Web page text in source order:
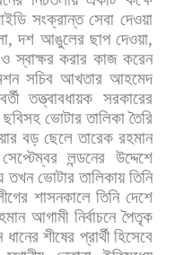
সংক্রান্ত সেবা দেওয়া
,দশ আঙুলের ছাপ দেওয়া,
ও স্বাক্ষর করার কাজ করেন
সচিব আখতার আহমেদ
তত্ত্বাবধায়ক সরকারের
ছবিসহ ভোটার তালিকা তৈরি
বড় ছেলে তারেক রহমান
সেপ্টেম্বর লন্ডনের উদ্দেশে
তখন ভোটার তালিকায় তিনি
শাসনকালে তিনি দেশে
আগামী নির্বাচনে পৈতৃক
ধানের শীষের প্রার্থী হিসেবে